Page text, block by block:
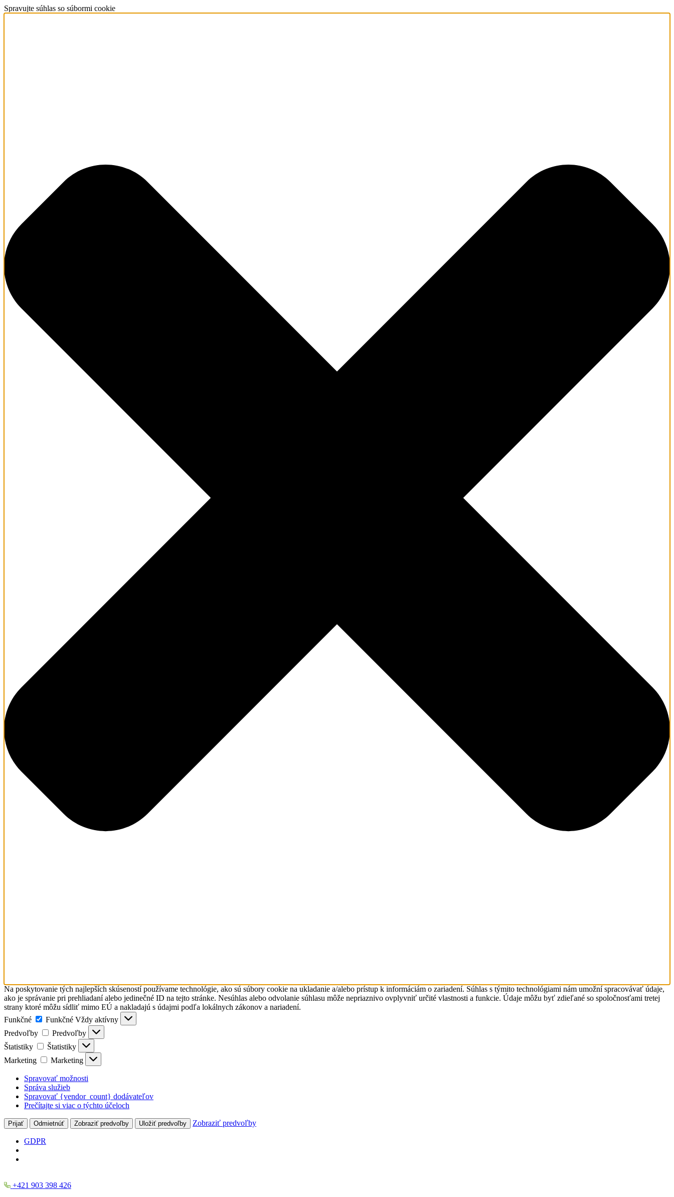
Spravujte súhlas so súbormi cookie
Na poskytovanie tých najlepších skúseností používame technológie, ako sú súbory cookie na ukladanie a/alebo prístup k informáciám o zariadení. Súhlas s týmito technológiami nám umožní spracovávať údaje,
ako je správanie pri prehliadaní alebo jedinečné ID na tejto stránke. Nesúhlas alebo odvolanie súhlasu môže nepriaznivo ovplyvniť určité vlastnosti a funkcie. Údaje môžu byť zdieľané so spoločnosťami tretej
strany ktoré môžu sídliť mimo EÚ a nakladajú s údajmi podľa lokálnych zákonov a nariadení.
Funkčné
Funkčné Vždy aktívny
Predvoľby
Predvoľby
Štatistiky
Štatistiky
Marketing
Marketing
Spravovať možnosti
Správa služieb
Spravovať {vendor_count} dodávateľov
Prečítajte si viac o týchto účeloch
Prijať Odmietnúť Zobraziť predvoľby Uložiť predvoľby Zobraziť predvoľby
GDPR
+421 903 398 426